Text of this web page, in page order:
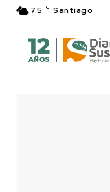
7.5 C Santiago